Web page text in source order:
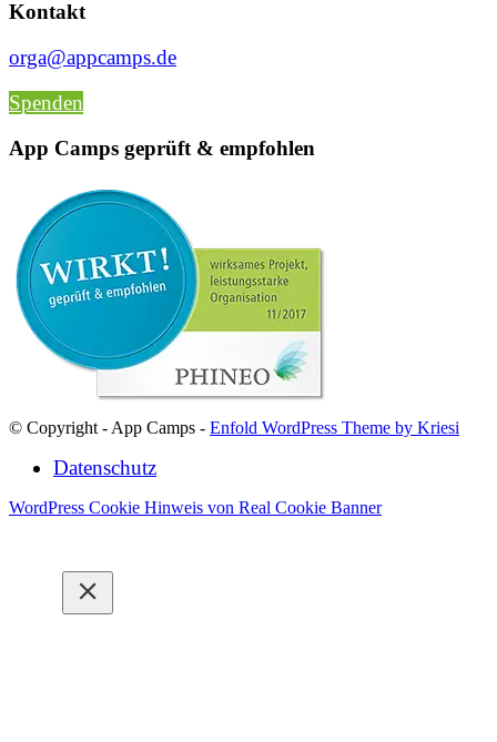
Kontakt
orga@appcamps.de
Spenden
App Camps geprüft & empfohlen
© Copyright - App Camps - Enfold WordPress Theme by Kriesi
Datenschutz
WordPress Cookie Hinweis von Real Cookie Banner